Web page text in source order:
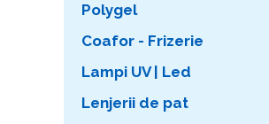
Polygel
Coafor - Frizerie
Lampi UV | Led
Lenjerii de pat